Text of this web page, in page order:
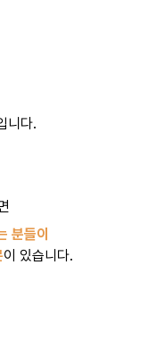
니다.
분들이
이 있습니다.